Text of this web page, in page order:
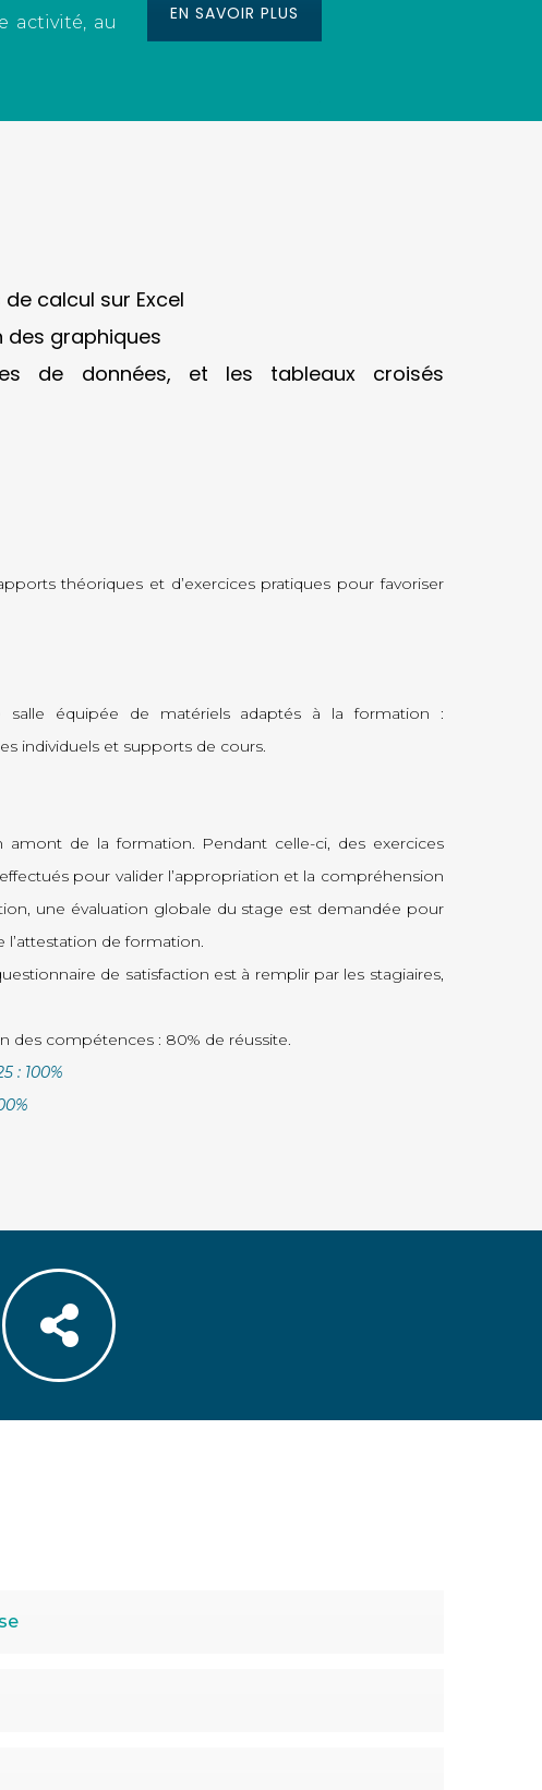
activité, au
EN SAVOIR PLUS
calcul sur Excel
des graphiques
de données, et les tableaux croisés
théoriques et d’exercices pratiques pour favoriser
salle équipée de matériels adaptés à la formation :
individuels et supports de cours.
de la formation. Pendant celle-ci, des exercices
pour valider l’appropriation et la compréhension
une évaluation globale du stage est demandée pour
l’attestation de formation.
de satisfaction est à remplir par les stagiaires,
des compétences : 80% de réussite.
: 100%